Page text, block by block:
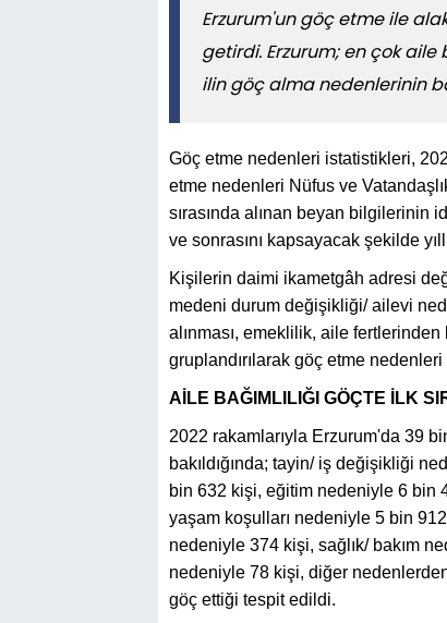
​​​​​​​Erzurum'un göç etme ile
getirdi. Erzurum; en çok aile
ilin göç alma nedenlerinin
Göç etme nedenleri istatistikleri,
etme nedenleri Nüfus ve
sırasında alınan beyan bilgilerinin
ve sonrasını kapsayacak şekilde
Kişilerin daimi ikametgâh adresi
medeni durum değişikliği/ ailevi
alınması, emeklilik, aile
gruplandırılarak göç etme
AİLE BAĞIMLILIĞI GÖÇTE İLK
2022 rakamlarıyla Erzurum'da 39
bakıldığında; tayin/ iş değişikliği
bin 632 kişi, eğitim nedeniyle 6 bin
yaşam koşulları nedeniyle 5 bin
nedeniyle 374 kişi, sağlık/ bakım
nedeniyle 78 kişi, diğer
göç ettiği tespit edildi.